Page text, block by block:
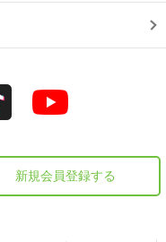
新規会員登録する